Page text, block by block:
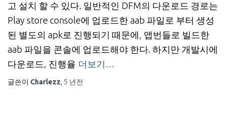
고 설치 할 수 있다. 일반적인 DFM의 다운로드 경로는
Play store console에 업로드한 aab 파일로 부터 생성
된 별도의 apk로 진행되기 때문에, 앱번들로 빌드한
aab 파일을 콘솔에 업로드해야 한다. 하지만 개발시에
다운로드, 진행율 더보기…
글쓴이 Charlezz 5 년전